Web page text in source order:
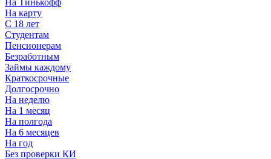
На карту
С 18 лет
Студентам
Пенсионерам
Безработным
Займы каждому
Краткосрочные
Долгосрочно
На неделю
На 1 месяц
На полгода
На 6 месяцев
На год
Без проверки КИ